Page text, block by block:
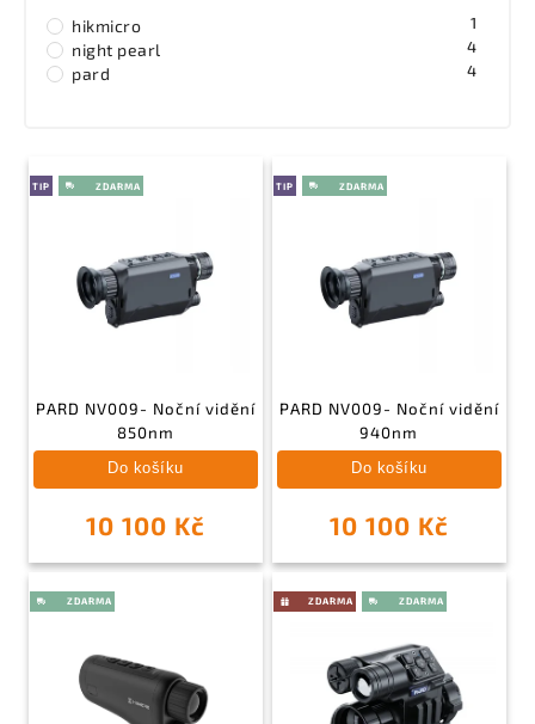
hikmicro 1
night pearl 4
pard 4
TIP
PARD NV009- Noční vidění
850nm
10 100 Kč
Do košíku
TIP
PARD NV009- Noční vidění
940nm
10 100 Kč
Do košíku